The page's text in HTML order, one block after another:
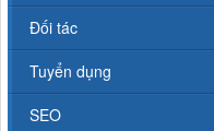
Đối tác
Tuyển dụng
SEO